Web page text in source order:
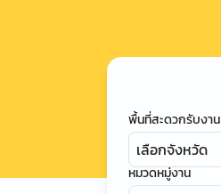
พื้นที่สะดวกรับงาน
เลือกจังหวัด
หมวดหมู่งาน